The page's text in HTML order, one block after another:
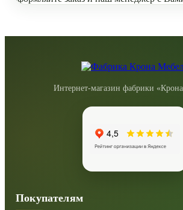
Интернет-магазин фабрики
Покупателям